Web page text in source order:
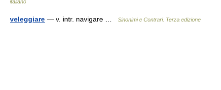
italiano
veleggiare — v. intr. navigare … Sinonimi e Contrari. Terza edizione